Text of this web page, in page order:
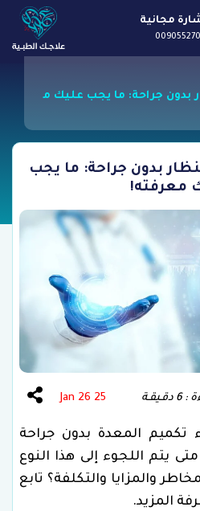
مجانية
بدون جراحة: ما يجب عليك م
بدون جراحة: ما يجب
معرفته!
25 Jan 26
تكميم المعدة بدون جراحة
يتم اللجوء إلى هذا النوع
والمزايا والتكلفة؟ تابع
المزيد.